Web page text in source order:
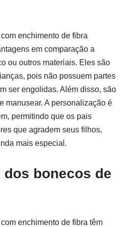
enchimento de fibra
em comparação a
ou outros materiais. Eles são
pois não possuem partes
ser engolidas. Além disso, são
manusear. A personalização é
permitindo que os pais
que agradem seus filhos,
mais especial.
bonecos de
enchimento de fibra têm